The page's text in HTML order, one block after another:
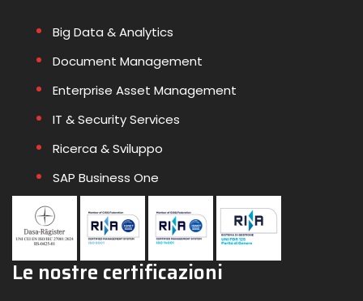
Big Data & Analytics
Document Management
Enterprise Asset Management
IT & Security Services
Ricerca & Sviluppo
SAP Business One
Le nostre certificazioni